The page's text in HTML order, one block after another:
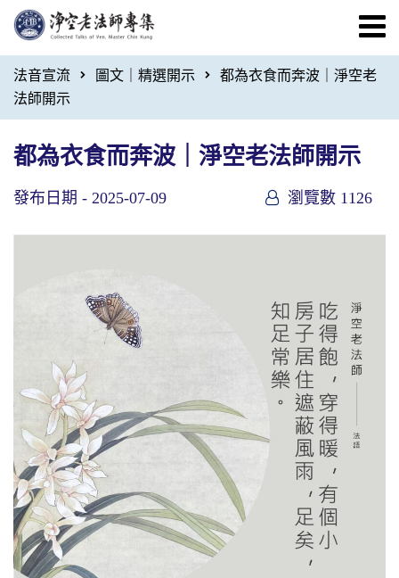
法音宣流 圖文｜精選開示
都為衣食而奔波｜淨空老
法師開示
都為衣食而奔波｜淨空老法師開示
發布日期 - 2025-07-09 瀏覽數 1126